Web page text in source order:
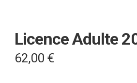
Licence Adulte
62,00 €